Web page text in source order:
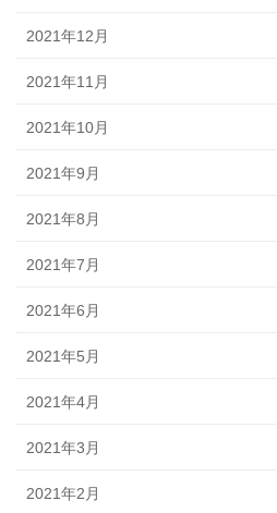
2021年12月
2021年11月
2021年10月
2021年9月
2021年8月
2021年7月
2021年6月
2021年5月
2021年4月
2021年3月
2021年2月